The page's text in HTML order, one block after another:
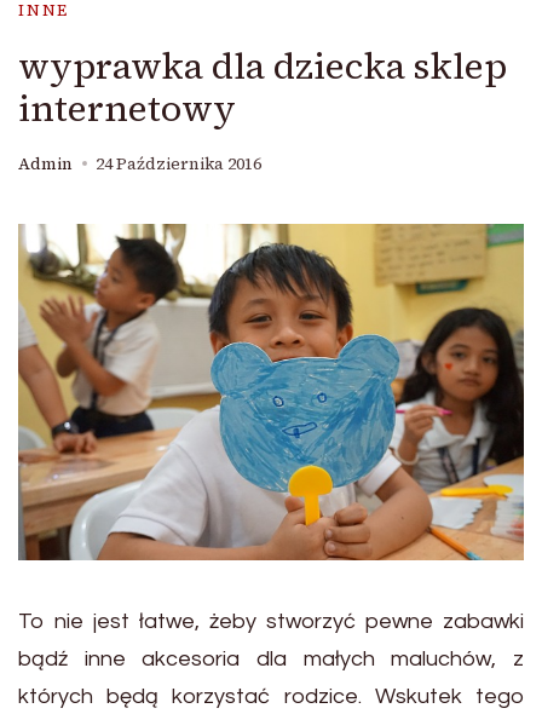
INNE
wyprawka dla dziecka sklep
internetowy
Admin 24 Października 2016
To nie jest łatwe, żeby stworzyć pewne zabawki
bądź inne akcesoria dla małych maluchów, z
których będą korzystać rodzice. Wskutek tego